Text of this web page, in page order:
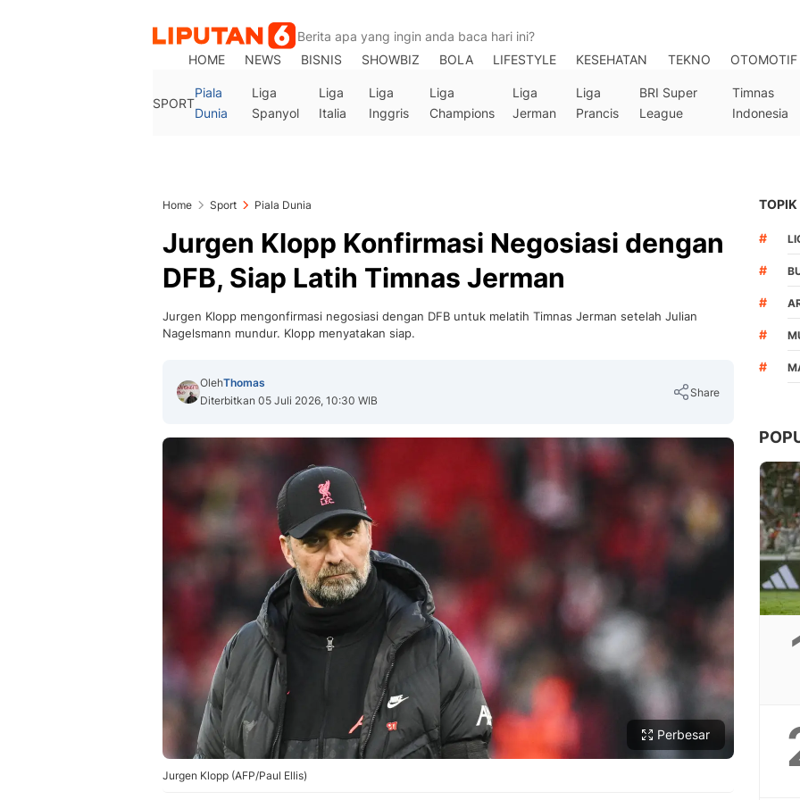
HOME
NEWS BISNIS SHOWBIZ BOLA LIFESTYLE KESEHATAN TEKNO OTOMOTIF
SPORT
Piala
Dunia
Liga
Spanyol
Liga
Italia
Liga
Inggris
Liga
Champions
Liga
Jerman
Liga
Prancis
BRI Super
League
Timnas
Indonesia
Home Sport Piala Dunia
Jurgen Klopp Konfirmasi Negosiasi dengan
DFB, Siap Latih Timnas Jerman
Jurgen Klopp mengonfirmasi negosiasi dengan DFB untuk melatih Timnas Jerman setelah Julian
Nagelsmann mundur. Klopp menyatakan siap.
OlehThomas
Diterbitkan 05 Juli 2026, 10:30 WIB
Share
Copy Link
Perbesar
Jurgen Klopp (AFP/Paul Ellis)
TOPIK
#
#
#
#
#